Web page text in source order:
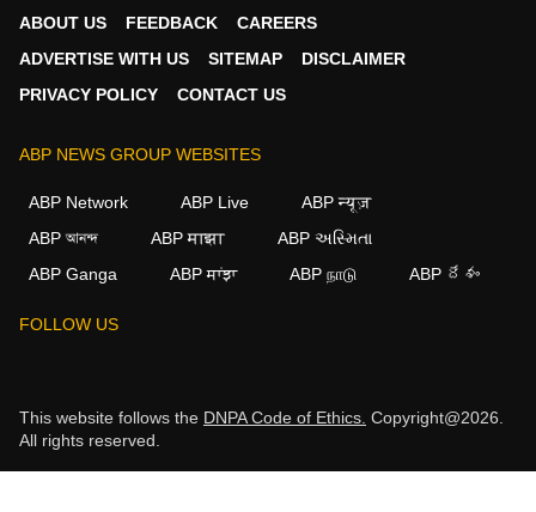
ABOUT US FEEDBACK
CAREERS
ADVERTISE WITH US
SITEMAP
DISCLAIMER
PRIVACY POLICY
CONTACT US
ABP NEWS GROUP WEBSITES
ABP Network ABP Live
ABP न्यूज़
ABP আনন্দ
ABP माझा
ABP અસ્મિતા
ABP Ganga
ABP ਸਾਂਝਾ ABP நாடு ABP దేశం
FOLLOW US
This website follows the DNPA Code of Ethics. Copyright@2026.
All rights reserved.